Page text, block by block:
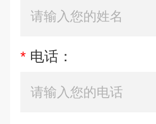
* 电话：